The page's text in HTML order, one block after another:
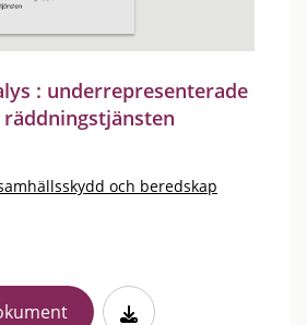
: underrepresenterade
och beredskap